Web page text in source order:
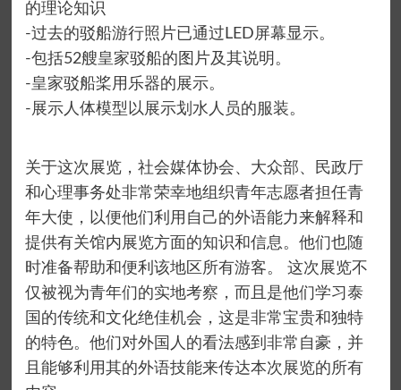
的理论知识
-过去的驳船游行照片已通过LED屏幕显示。
-包括52艘皇家驳船的图片及其说明。
-皇家驳船桨用乐器的展示。
-展示人体模型以展示划水人员的服装。
关于这次展览，社会媒体协会、大众部、民政厅
和心理事务处非常荣幸地组织青年志愿者担任青
年大使，以便他们利用自己的外语能力来解释和
提供有关馆内展览方面的知识和信息。他们也随
时准备帮助和便利该地区所有游客。 这次展览不
仅被视为青年们的实地考察，而且是他们学习泰
国的传统和文化绝佳机会，这是非常宝贵和独特
的特色。他们对外国人的看法感到非常自豪，并
且能够利用其的外语技能来传达本次展览的所有